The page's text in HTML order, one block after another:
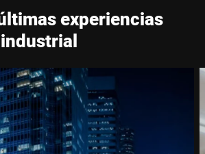
experiencias